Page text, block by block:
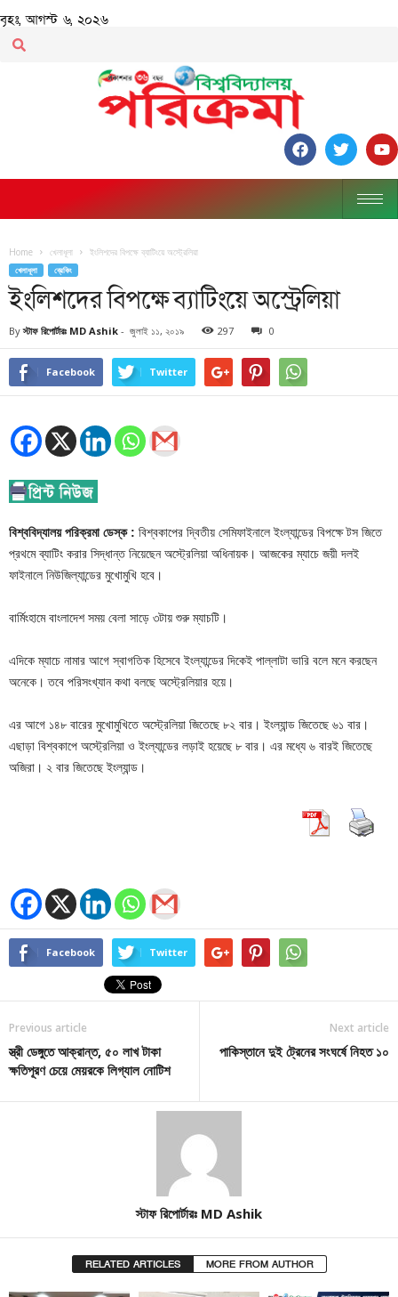
বৃহঃ, আগস্ট ৬, ২০২৬
Home খেলাধূলা ইংলিশদের বিপক্ষে ব্যাটিংয়ে অস্ট্রেলিয়া
খেলাধূলা ব্রেকিং
ইংলিশদের বিপক্ষে ব্যাটিংয়ে অস্ট্রেলিয়া
By স্টাফ রিপোর্টারঃ MD Ashik - জুলাই ১১, ২০১৯ 297 0
Facebook Twitter
বিশ্ববিদ্যালয় পরিক্রমা ডেস্ক : বিশ্বকাপের দ্বিতীয় সেমিফাইনালে ইংল্যান্ডের বিপক্ষে টস জিতে
প্রথমে ব্যাটিং করার সিদ্ধান্ত নিয়েছেন অস্ট্রেলিয়া অধিনায়ক। আজকের ম্যাচে জয়ী দলই
ফাইনালে নিউজিল্যান্ডের মুখোমুখি হবে।
বার্মিংহামে বাংলাদেশ সময় বেলা সাড়ে ৩টায় শুরু ম্যাচটি।
এদিকে ম্যাচে নামার আগে স্বাগতিক হিসেবে ইংল্যান্ডের দিকেই পাল্লাটা ভারি বলে মনে করছেন
অনেকে। তবে পরিসংখ্যান কথা বলছে অস্ট্রেলিয়ার হয়ে।
এর আগে ১৪৮ বারের মুখোমুখিতে অস্ট্রেলিয়া জিতেছে ৮২ বার। ইংল্যান্ড জিতেছে ৬১ বার।
এছাড়া বিশ্বকাপে অস্ট্রেলিয়া ও ইংল্যান্ডের লড়াই হয়েছে ৮ বার। এর মধ্যে ৬ বারই জিতেছে
অজিরা। ২ বার জিতেছে ইংল্যান্ড।
Facebook Twitter
Previous article
স্ত্রী ডেঙ্গুতে আক্রান্ত, ৫০ লাখ টাকা
ক্ষতিপূরণ চেয়ে মেয়রকে লিগ্যাল নোটিশ
Next article
পাকিস্তানে দুই ট্রেনের সংঘর্ষে নিহত ১০
স্টাফ রিপোর্টারঃ MD Ashik
RELATED ARTICLES MORE FROM AUTHOR